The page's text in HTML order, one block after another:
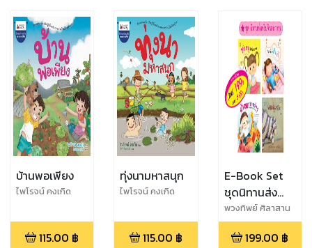
บ้านพอเพียง
ไพโรจน์ คงเกิด
115.00 ฿
ทุ่งนามหาสนุก
ไพโรจน์ คงเกิด
115.00 ฿
E-Book Set
ชุดนิทานส่ง
เสริม
จินตนาการ
พวงทิพย์ ศิลาสาน
ต์,ไพโรจน์ คงเกิด
199.00 ฿